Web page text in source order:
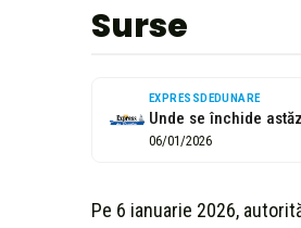
Surse
EXPRESSDEDUNARE
Unde se închide
06/01/2026
Pe 6 ianuarie 2026,